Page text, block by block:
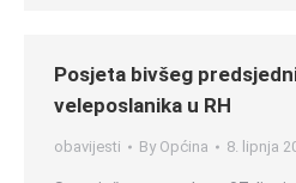
Posjeta bivšeg
veleposlanika u RH
obavijesti By Općina 8. lipnja